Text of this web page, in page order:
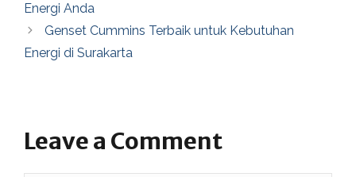
Energi Anda
Genset Cummins Terbaik untuk Kebutuhan
Energi di Surakarta
Leave a Comment